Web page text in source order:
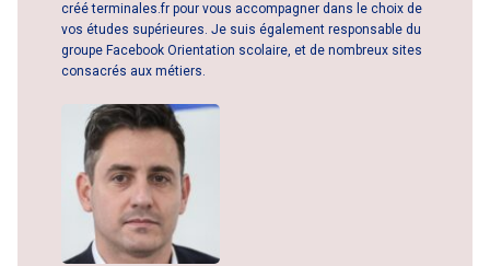
créé terminales.fr pour vous accompagner dans le choix de
vos études supérieures. Je suis également responsable du
groupe Facebook Orientation scolaire, et de nombreux sites
consacrés aux métiers.